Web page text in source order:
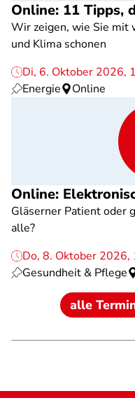
Online: 11 Tipps,
Wir zeigen, wie Sie mit
und Klima schonen
Di, 6. Oktober 2026,
Energie
Online
Online:
Gläserner Patient oder
alle?
Do, 8. Oktober
Gesundheit & Pflege
alle